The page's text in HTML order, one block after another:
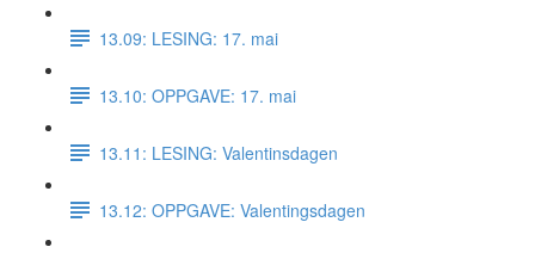
13.09: LESING: 17. mai
13.10: OPPGAVE: 17. mai
13.11: LESING: Valentinsdagen
13.12: OPPGAVE: Valentingsdagen